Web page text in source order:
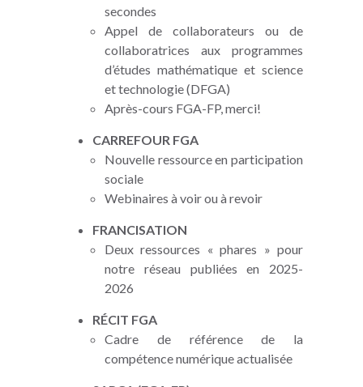
secondes
Appel de collaborateurs ou de
collaboratrices aux programmes
d’études mathématique et science
et technologie (DFGA)
Après-cours FGA-FP, merci!
CARREFOUR FGA
Nouvelle ressource en participation
sociale
Webinaires à voir ou à revoir
FRANCISATION
Deux ressources « phares » pour
notre réseau publiées en 2025-
2026
RÉCIT FGA
Cadre de référence de la
compétence numérique actualisée